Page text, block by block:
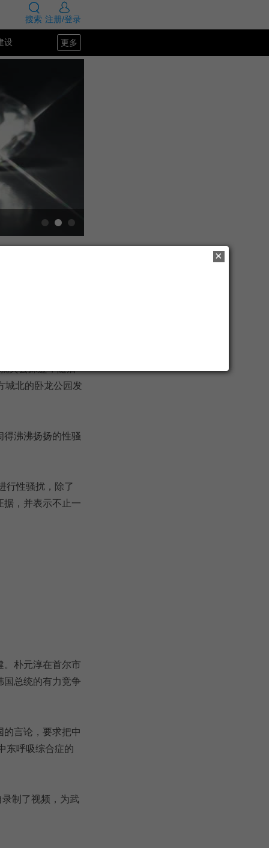
注册/登录
搜索
更多
设
失去踪迹，随后
城北的卧龙公园发
得沸沸扬扬的性骚
行性骚扰，除了
据，并表示不止一
。朴元淳在首尔市
国总统的有力竞争
言论，要求把中
东呼吸综合症的
制了视频，为武
×